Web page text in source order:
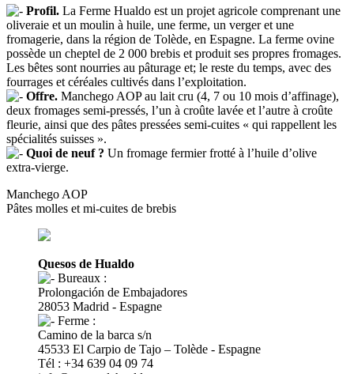
Profil. La Ferme Hualdo est un projet agricole comprenant une
oliveraie et un moulin à huile, une ferme, un verger et une
fromagerie, dans la région de Tolède, en Espagne. La ferme ovine
possède un cheptel de 2 000 brebis et produit ses propres fromages.
Les bêtes sont nourries au pâturage et; le reste du temps, avec des
fourrages et céréales cultivés dans l’exploitation.
Offre. Manchego AOP au lait cru (4, 7 ou 10 mois d’affinage),
deux fromages semi-pressés, l’un à croûte lavée et l’autre à croûte
fleurie, ainsi que des pâtes pressées semi-cuites « qui rappellent les
spécialités suisses ».
Quoi de neuf ? Un fromage fermier frotté à l’huile d’olive
extra-vierge.
Manchego AOP
Pâtes molles et mi-cuites de brebis
Quesos de Hualdo
Bureaux :
Prolongación de Embajadores
28053 Madrid - Espagne
Ferme :
Camino de la barca s/n
45533 El Carpio de Tajo – Tolède - Espagne
Tél : +34 639 04 09 74